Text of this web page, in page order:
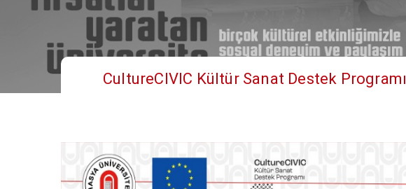
CultureCIVIC Kültür Sanat Destek Programı